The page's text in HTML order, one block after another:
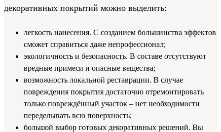
декоративных покрытий можно выделить:
легкость нанесения. С созданием большинства эффектов
сможет справиться даже непрофессионал;
экологичность и безопасность. В составе отсутствуют
вредные примеси и опасные вещества;
возможность локальной реставрации. В случае
повреждения покрытия достаточно отремонтировать
только повреждённый участок – нет необходимости
переделывать всю поверхность;
большой выбор готовых декоративных решений. Вы